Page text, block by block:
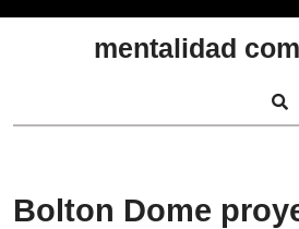
mentalidad
Bolton Dome